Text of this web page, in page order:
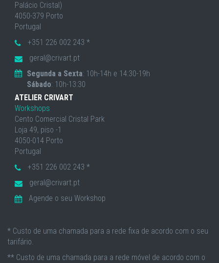
Palácio Cristal)
4050-379 Porto
Portugal
+351 226 002 243 *
geral@crivart.pt
Segunda a Sexta: 10h-14h e 14:30-19h
Sábado: 10h-13:30
ATELIER CRIVART
Workshops
Cento Comercial Cristal Park
Loja 49, piso -1
4050-014 Porto
Portugal
+351 226 002 243 *
geral@crivart.pt
Agende o seu Workshop
* Custo de uma chamada para a rede fixa de acordo com o seu
tarifário.
** Custo de uma chamada para a rede móvel de acordo com o